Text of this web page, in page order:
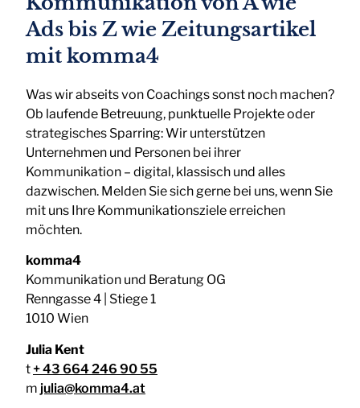
Ads bis Z wie Zeitungsartikel
mit komma4
Was wir abseits von Coachings sonst noch machen?
Ob laufende Betreuung, punktuelle Projekte oder
strategisches Sparring: Wir unterstützen
Unternehmen und Personen bei ihrer
Kommunikation – digital, klassisch und alles
dazwischen. Melden Sie sich gerne bei uns, wenn Sie
mit uns Ihre Kommunikationsziele erreichen
möchten.
komma4
Kommunikation und Beratung OG
Renngasse 4 | Stiege 1
1010 Wien
Julia Kent
t+ 43 664 246 90 55
m julia@komma4.at